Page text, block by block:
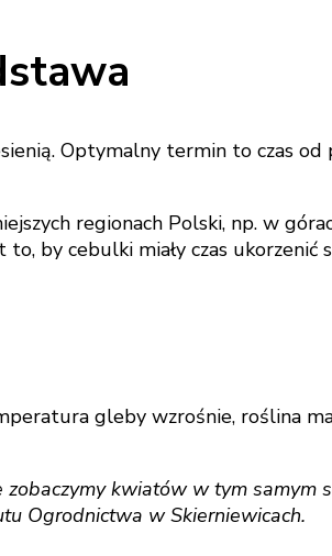
Optymalny termin to czas od
regionach Polski, np. w
by cebulki miały czas ukorzenić
gleby wzrośnie, roślina
zobaczymy kwiatów w tym samym
Ogrodnictwa w Skierniewicach.